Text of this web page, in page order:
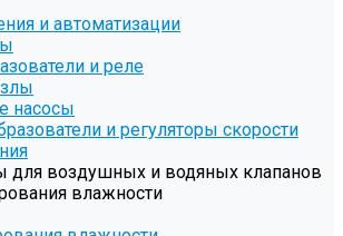
и автоматизации
и реле
насосы
и регуляторы скорости
для воздушных и водяных клапанов
влажности